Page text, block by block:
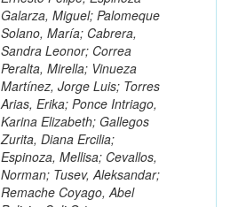
Galarza, Miguel; Palomeque
Solano, María; Cabrera,
Sandra Leonor; Correa
Peralta, Mirella; Vinueza
Martínez, Jorge Luis; Torres
Arias, Erika; Ponce Intriago,
Karina Elizabeth; Gallegos
Zurita, Diana Ercilia;
Espinoza, Mellisa; Cevallos,
Norman; Tusev, Aleksandar;
Remache Coyago, Abel